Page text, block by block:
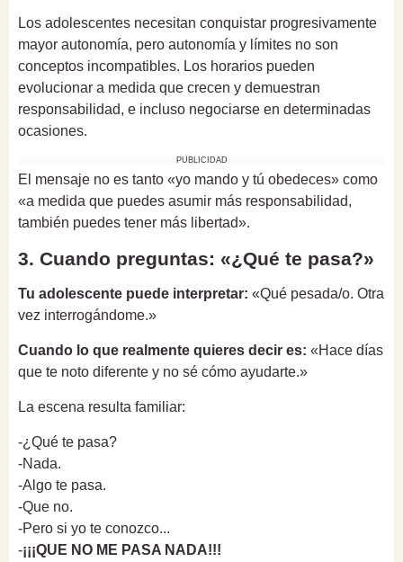
Los adolescentes necesitan conquistar progresivamente
mayor autonomía, pero autonomía y límites no son
conceptos incompatibles. Los horarios pueden
evolucionar a medida que crecen y demuestran
responsabilidad, e incluso negociarse en determinadas
ocasiones.
PUBLICIDAD
El mensaje no es tanto «yo mando y tú obedeces» como
«a medida que puedes asumir más responsabilidad,
también puedes tener más libertad».
3. Cuando preguntas: «¿Qué te pasa?»
Tu adolescente puede interpretar: «Qué pesada/o. Otra
vez interrogándome.»
Cuando lo que realmente quieres decir es: «Hace días
que te noto diferente y no sé cómo ayudarte.»
La escena resulta familiar:
-¿Qué te pasa?
-Nada.
-Algo te pasa.
-Que no.
-Pero si yo te conozco...
-¡¡¡QUE NO ME PASA NADA!!!